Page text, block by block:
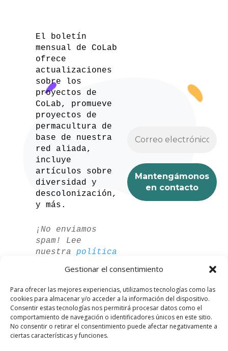
Gestionar el consentimiento
Para ofrecer las mejores experiencias, utilizamos tecnologías como las
cookies para almacenar y/o acceder a la información del dispositivo.
Consentir estas tecnologías nos permitirá procesar datos como el
comportamiento de navegación o identificadores únicos en este sitio.
No consentir o retirar el consentimiento puede afectar negativamente a
ciertas características y funciones.
El boletín
mensual de CoLab
ofrece
actualizaciones
sobre los
proyectos de
CoLab, promueve
proyectos de
permacultura de
base de nuestra
red aliada,
incluye
artículos sobre
diversidad y
descolonización,
y más.
¡No enviamos
spam! Lee
nuestra política
para más
información.